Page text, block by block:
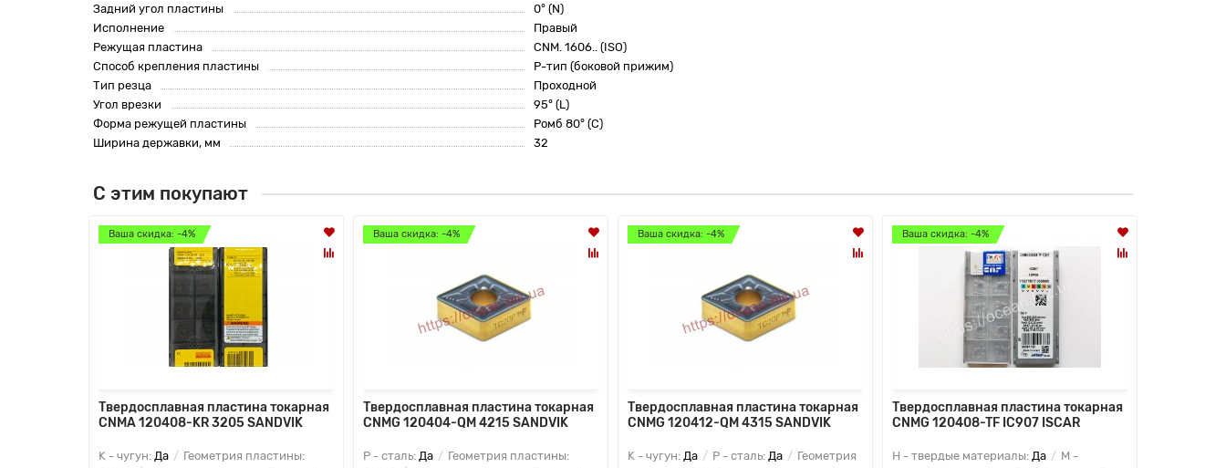
Задний угол пластины
0° (N)
Исполнение
Правый
Режущая пластина
CNM. 1606.. (ISO)
Способ крепления пластины
P-тип (боковой прижим)
Тип резца
Проходной
Угол врезки
95° (L)
Форма режущей пластины
Ромб 80° (C)
Ширина державки, мм
32
С этим покупают
Ваша скидка: -4%
Твердосплавная пластина токарная
CNMA 120408-KR 3205 SANDVIK
K - чугун: Да
Геометрия пластины:
Ваша скидка: -4%
Твердосплавная пластина токарная
CNMG 120404-QM 4215 SANDVIK
P - сталь: Да
Геометрия пластины:
Ваша скидка: -4%
Твердосплавная пластина токарная
CNMG 120412-QM 4315 SANDVIK
K - чугун: Да P - сталь: Да
Геометрия
Ваша скидка: -4%
Твердосплавная пластина токарная
CNMG 120408-TF IC907 ISCAR
H - твердые материалы: Да
M -